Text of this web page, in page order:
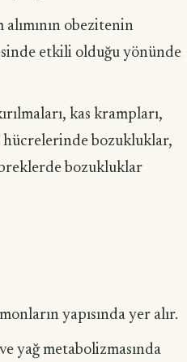
obezitenin
etkili olduğu yönünde
kas krampları,
hücrelerinde bozukluklar,
bozukluklar
yapısında yer alır.
yağ metabolizmasında